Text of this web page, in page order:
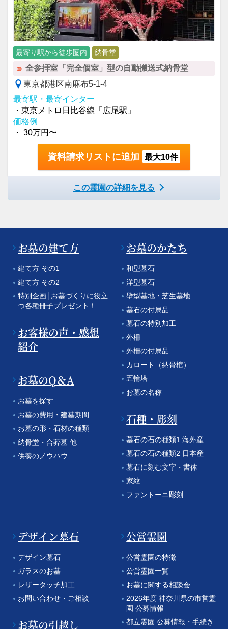
最寄り駅から徒歩圏内 納骨堂
全参拝室「完全個室」型の自動搬送式納骨堂
東京都港区南麻布5-1-4
最寄駅・最寄インター
・東京メトロ日比谷線「広尾駅」
価格例
・ 30万円〜
資料請求リストに追加 最大10件
この霊園の詳細を見る
お墓の建て方
建て方 その1
建て方 その2
特別企画│お墓づくりに役立
つ各種冊子プレゼント！
お客様の声・感想
紹介
お墓のQ＆A
お墓を探す
お墓の費用・建墓期間
お墓の形・石材の種類
納骨堂・合葬墓 他
供養のノウハウ
お墓のかたち
和型墓石
洋型墓石
壁型墓地・芝生墓地
墓石の付属品
墓石の特別加工
外柵
外柵の付属品
カロート（納骨棺）
五輪塔
お墓の名称
石種・彫刻
墓石の石の種類1 海外産
墓石の石の種類2 日本産
墓石に刻む文字・書体
家紋
ファントーニ彫刻
デザイン墓石
デザイン墓石
ガラスのお墓
レザータッチ加工
お問い合わせ・ご相談
お墓の引越し
公営霊園
公営霊園の特徴
公営霊園一覧
お墓に関する相談会
2026年度 神奈川県の市営霊
園 公募情報
都立霊園 公募情報・手続き